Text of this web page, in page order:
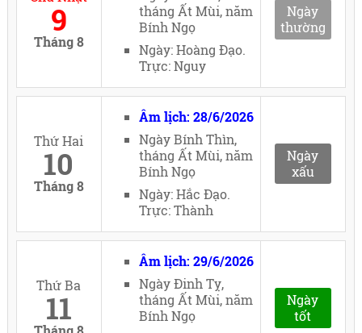
9
Tháng 8
tháng Ất Mùi, năm
Bính Ngọ
Ngày: Hoàng Đạo.
Trực: Nguy
Ngày
thường
Thứ Hai
10
Tháng 8
Âm lịch: 28/6/2026
Ngày Bính Thìn,
tháng Ất Mùi, năm
Bính Ngọ
Ngày: Hắc Đạo.
Trực: Thành
Ngày
xấu
Thứ Ba
11
Âm lịch: 29/6/2026
Ngày Đinh Tỵ,
tháng Ất Mùi, năm
Bính Ngọ
Ngày
tốt